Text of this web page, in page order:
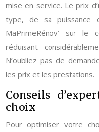
mise en service. Le prix
type, de sa puissance
MaPrimeRénov’ sur
réduisant
N’oubliez pas de
les prix et les prestations.
Conseils
choix
Pour optimiser votre